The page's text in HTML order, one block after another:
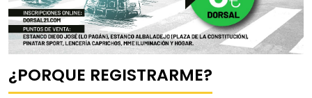
¿PORQUE REGISTRARME?